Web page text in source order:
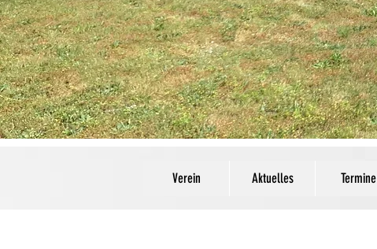
Verein Aktuelles Termine